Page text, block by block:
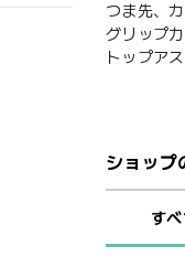
つま先、
グリップ
トップア
ショップ
すべ